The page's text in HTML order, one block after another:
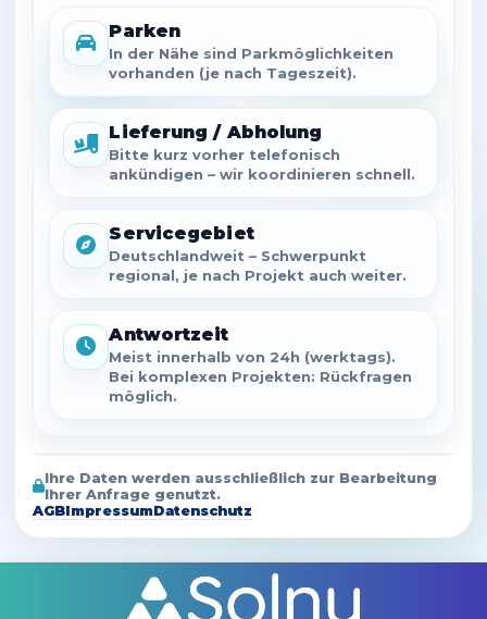
Parken
In der Nähe sind Parkmöglichkeiten
vorhanden (je nach Tageszeit).
Lieferung / Abholung
Bitte kurz vorher telefonisch
ankündigen – wir koordinieren schnell.
Servicegebiet
Deutschlandweit – Schwerpunkt
regional, je nach Projekt auch weiter.
Antwortzeit
Meist innerhalb von 24h (werktags).
Bei komplexen Projekten: Rückfragen
möglich.
Ihre Daten werden ausschließlich zur Bearbeitung
Ihrer Anfrage genutzt.
AGBImpressumDatenschutz